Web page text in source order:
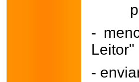
-
Leitor"
-